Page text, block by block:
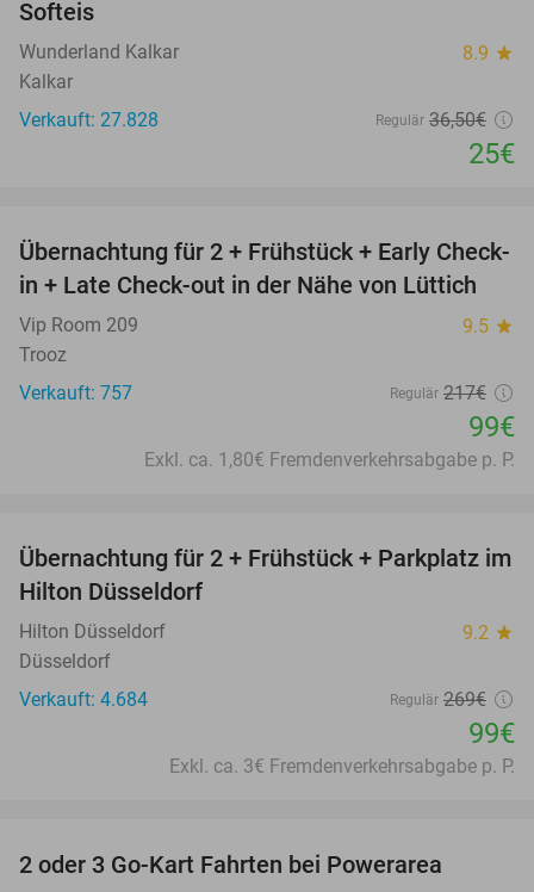
Softeis
Wunderland Kalkar 8.9 star
Kalkar
Verkauft: 27.828
Regulär 36,50€
25€
54%
Übernachtung für 2 + Frühstück + Early Check-
in + Late Check-out in der Nähe von Lüttich
Vip Room 209 9.5 star
Trooz
Verkauft: 757
Regulär 217€
99€
Exkl. ca. 1,80€ Fremdenverkehrsabgabe p. P.
63%
Übernachtung für 2 + Frühstück + Parkplatz im
Hilton Düsseldorf
Hilton Düsseldorf 9.2 star
Düsseldorf
Verkauft: 4.684
Regulär 269€
99€
Exkl. ca. 3€ Fremdenverkehrsabgabe p. P.
2 oder 3 Go-Kart Fahrten bei Powerarea